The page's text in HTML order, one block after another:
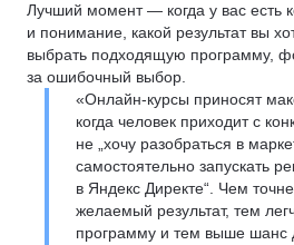
Лучший момент — когда у вас есть
и понимание, какой результат вы
выбрать подходящую программу,
за ошибочный выбор.
«Онлайн-курсы приносят
когда человек приходит с
не „хочу разобраться в
самостоятельно запускать
в Яндекс Директе“. Чем
желаемый результат, тем
программу и тем выше шанс